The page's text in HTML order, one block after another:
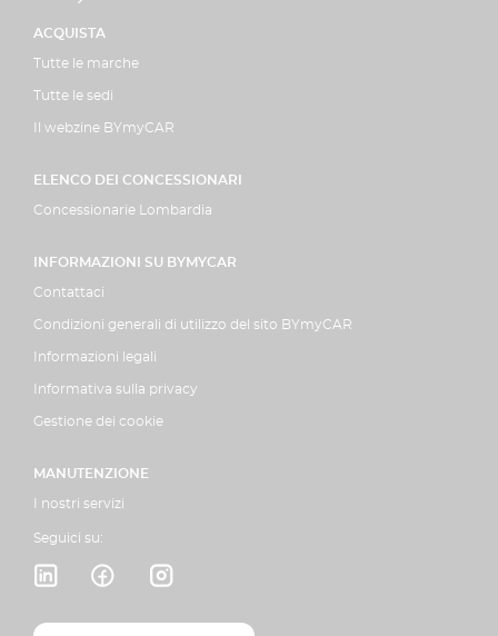
ACQUISTA
Tutte le marche
Tutte le sedi
Il webzine BYmyCAR
ELENCO DEI CONCESSIONARI
Concessionarie Lombardia
INFORMAZIONI SU BYMYCAR
Contattaci
Condizioni generali di utilizzo del sito BYmyCAR
Informazioni legali
Informativa sulla privacy
Gestione dei cookie
MANUTENZIONE
I nostri servizi
Seguici su: